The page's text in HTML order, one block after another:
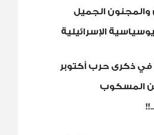
والمجنون الجميل
الإسرائيلية
في ذكرى حرب أكتوبر
المسكوب